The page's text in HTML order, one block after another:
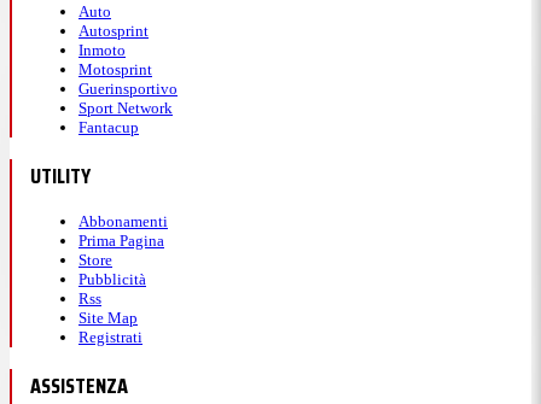
Auto
Autosprint
Inmoto
Motosprint
Guerinsportivo
Sport Network
Fantacup
UTILITY
Abbonamenti
Prima Pagina
Store
Pubblicità
Rss
Site Map
Registrati
ASSISTENZA